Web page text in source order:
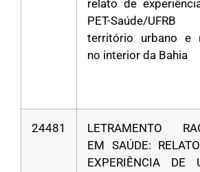
relato de
PET-Saúde/
território urbano e
no interior da Bahia
24481
LETRAMENTO
EM SAÚDE:
EXPERIÊNCIA DE